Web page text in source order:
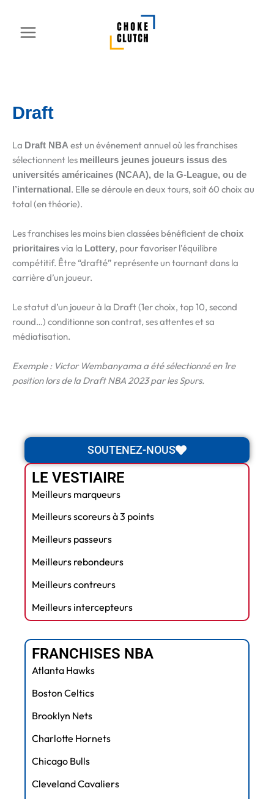
contenu
Draft
La Draft NBA est un événement annuel où les franchises
sélectionnent les meilleurs jeunes joueurs issus des
universités américaines (NCAA), de la G-League, ou de
l’international. Elle se déroule en deux tours, soit 60 choix au
total (en théorie).
Les franchises les moins bien classées bénéficient dechoix
prioritairesvia la Lottery, pour favoriser l’équilibre
compétitif. Être “drafté” représente un tournant dans la
carrière d’un joueur.
Le statut d’un joueur à la Draft (1er choix, top 10, second
round…) conditionne son contrat, ses attentes et sa
médiatisation.
Exemple : Victor Wembanyama a été sélectionné en 1re
position lors de la Draft NBA 2023 par les Spurs.
SOUTENEZ-NOUS
LE VESTIAIRE
Meilleurs marqueurs
Meilleurs scoreurs à 3 points
Meilleurs passeurs
Meilleurs rebondeurs
Meilleurs contreurs
Meilleurs intercepteurs
FRANCHISES NBA
Atlanta Hawks
Boston Celtics
Brooklyn Nets
Charlotte Hornets
Chicago Bulls
Cleveland Cavaliers